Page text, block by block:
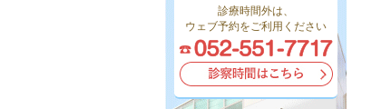
診療時間外は、
ウェブ予約をご利用ください